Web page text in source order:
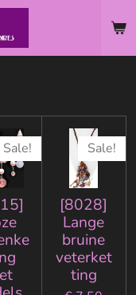
Sale! Sale!
[8028]
Lange
bruine
veterket
ting